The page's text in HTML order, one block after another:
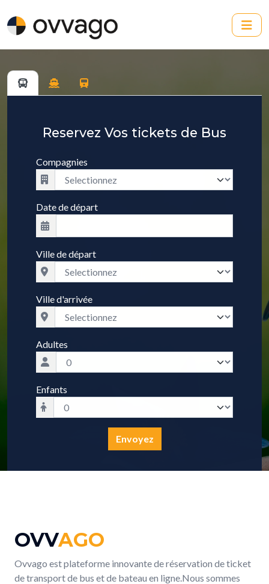
Reservez Vos tickets de Bus
Compagnies
Date de départ
Ville de départ
Ville d'arrivée
Adultes
Enfants
OVVAGO
Ovvago est plateforme innovante de réservation de ticket
de transport de bus et de bateau en ligne.Nous sommes